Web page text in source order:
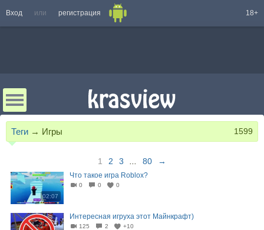
Вход или регистрация 18+
Теги → Игры 1599
1 2 3 80 →
02:07
Что такое игра Roblox?
0 0 0
Интересная игруха этот Майнкрафт)
125 2 +10